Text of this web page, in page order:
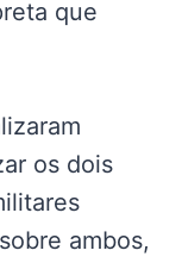
que
os dois
ambos,